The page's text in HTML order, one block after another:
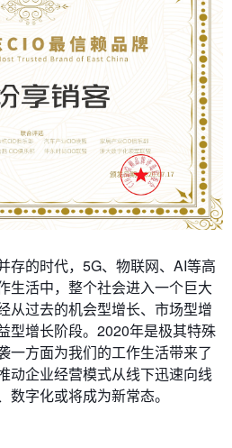
存的时代，5G、物联网、AI等高
生活中，整个社会进入一个巨大
从过去的机会型增长、市场型增
型增长阶段。2020年是极其特殊
一方面为我们的工作生活带来了
动企业经营模式从线下迅速向线
字化或将成为新常态。